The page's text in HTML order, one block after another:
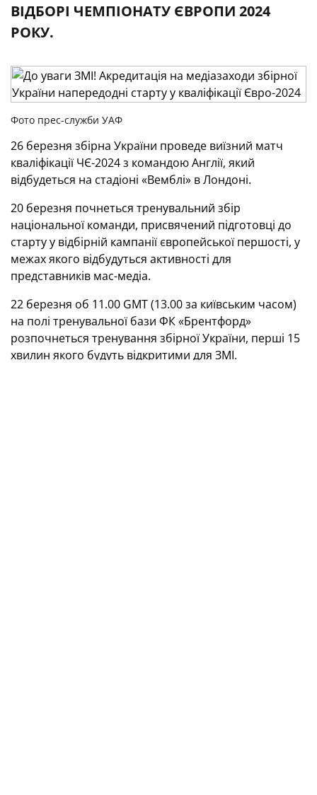
ВІДБОРІ ЧЕМПІОНАТУ ЄВРОПИ 2024
РОКУ.
Фото прес-служби УАФ
26 березня збірна України проведе виїзний матч
кваліфікації ЧЄ-2024 з командою Англії, який
відбудеться на стадіоні «Вемблі» в Лондоні.
20 березня почнеться тренувальний збір
національної команди, присвячений підготовці до
старту у відбірній кампанії європейської першості, у
межах якого відбудуться активності для
представників мас-медіа.
22 березня об 11.00 GMT (13.00 за київським часом)
на полі тренувальної бази ФК «Брентфорд»
розпочнеться тренування збірної України, перші 15
хвилин якого будуть відкритими для ЗМІ.